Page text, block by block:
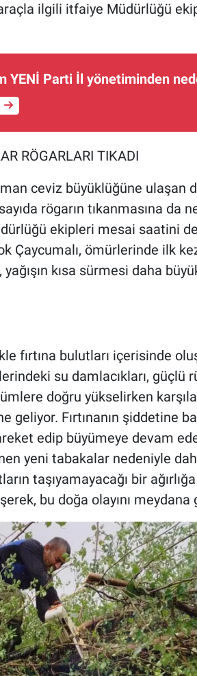
ilgili itfaiye Müdürlüğü
YENİ Parti İl yönetiminden
RÖGARLARI TIKADI
ceviz büyüklüğüne ulaşan
rögarın tıkanmasına da
ekipleri mesai saatini
Çaycumalı, ömürlerinde ilk
kısa sürmesi daha
fırtına bulutları içerisinde
su damlacıkları, güçlü
doğru yükselirken
Fırtınanın şiddetine
edip büyümeye devam
yeni tabakalar nedeniyle
taşıyamayacağı bir
bu doğa olayını meydana